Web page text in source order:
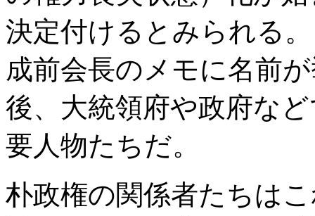
決定付けるとみられる。
成前会長のメモに名前
後、大統領府や政府な
要人物たちだ。
朴政権の関係者たちは